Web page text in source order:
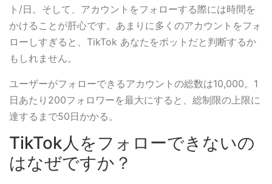
ト/日。そして、アカウントをフォローする際には時間を
かけることが肝心です。あまりに多くのアカウントをフォ
ローしすぎると、TikTok あなたをボットだと判断するか
もしれません。
ユーザーがフォローできるアカウントの総数は10,000。1
日あたり200フォロワーを最大にすると、総制限の上限に
達するまで50日かかる。
TikTok人をフォローできないの
はなぜですか？